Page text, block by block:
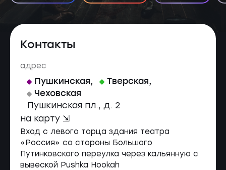
Контакты
адрес
Пушкинская, Тверская,
Чеховская
Пушкинская пл., д. 2
на карту ⇲
Вход с левого торца здания театра
«Россия» со стороны Большого
Путинковского переулка через кальянную с
вывеской Pushka Hookah